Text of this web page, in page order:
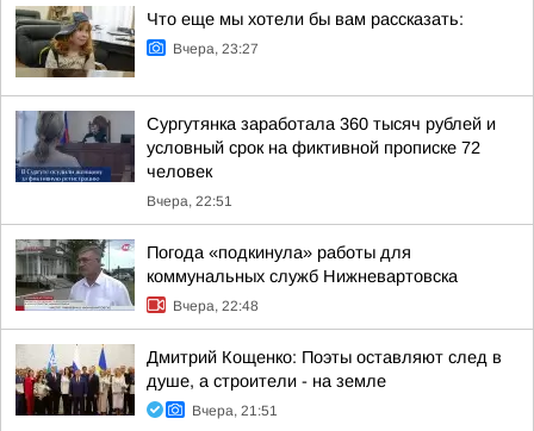
Что еще мы хотели бы вам рассказать:
Вчера, 23:27
Сургутянка заработала 360 тысяч рублей и
условный срок на фиктивной прописке 72
человек
Вчера, 22:51
Погода «подкинула» работы для
коммунальных служб Нижневартовска
Вчера, 22:48
Дмитрий Кощенко: Поэты оставляют след в
душе, а строители - на земле
Вчера, 21:51